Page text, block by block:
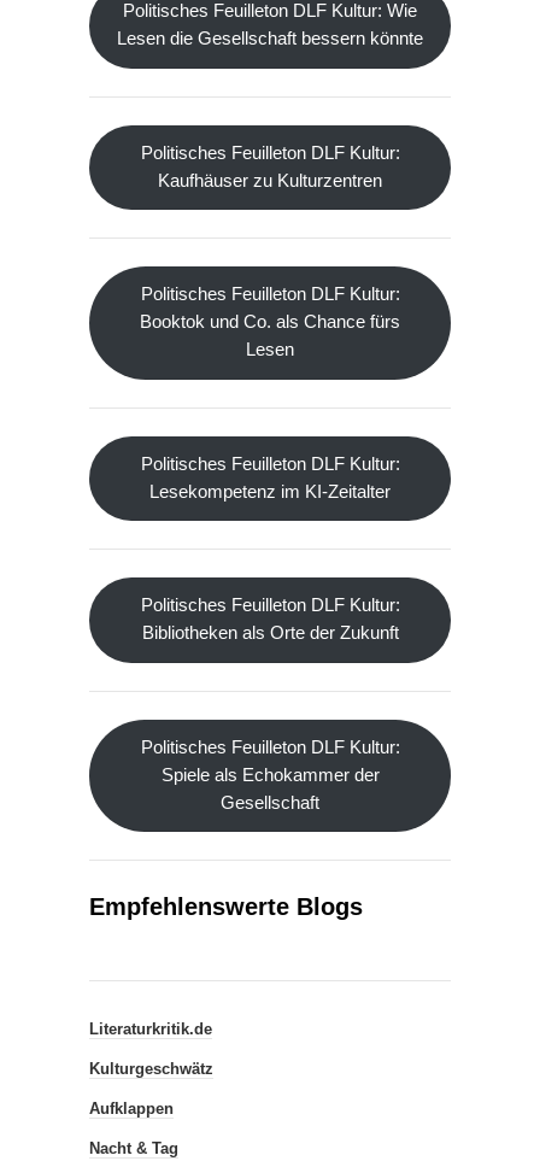
Politisches Feuilleton DLF Kultur: Wie
Lesen die Gesellschaft bessern könnte
Politisches Feuilleton DLF Kultur:
Kaufhäuser zu Kulturzentren
Politisches Feuilleton DLF Kultur:
Booktok und Co. als Chance fürs
Lesen
Politisches Feuilleton DLF Kultur:
Lesekompetenz im KI-Zeitalter
Politisches Feuilleton DLF Kultur:
Bibliotheken als Orte der Zukunft
Politisches Feuilleton DLF Kultur:
Spiele als Echokammer der
Gesellschaft
Empfehlenswerte Blogs
Literaturkritik.de
Kulturgeschwätz
Aufklappen
Nacht & Tag